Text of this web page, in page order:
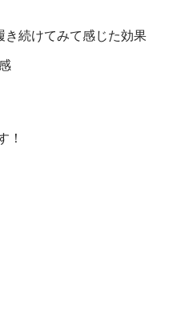
き続けてみて感じた効果
！